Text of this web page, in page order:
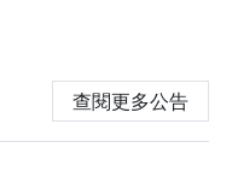
查閱更多公告